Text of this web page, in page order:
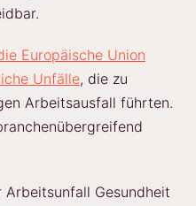
Europäische Union
Unfälle, die zu
Arbeitsausfall führten.
Arbeitsunfall Gesundheit